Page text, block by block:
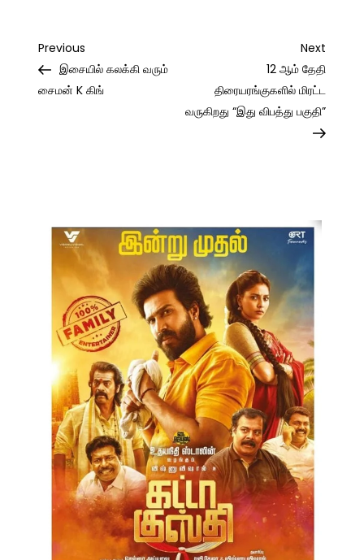
Post
navigation
Previous
Post
Previous
இசையில் கலக்கி வரும்
சைமன் K கிங்
Next
Post
Next
12 ஆம் தேதி
திரையரங்குகளில் மிரட்ட
வருகிறது “இது விபத்து பகுதி”